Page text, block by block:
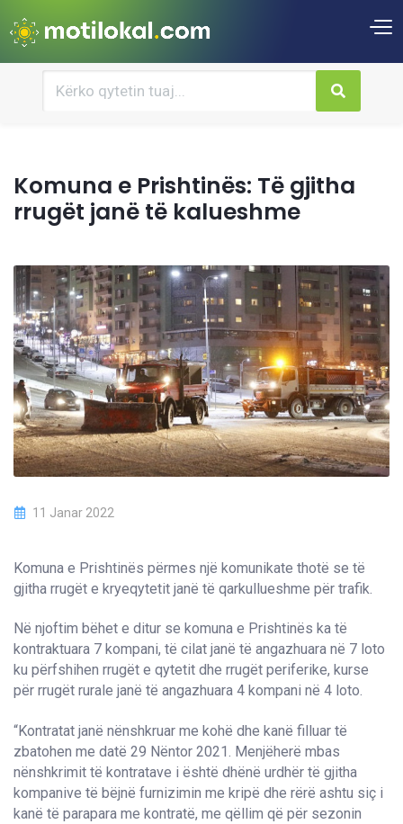
Komuna e Prishtinës: Të gjitha
rrugët janë të kalueshme
11 Janar 2022
Komuna e Prishtinës përmes një komunikate thotë se të
gjitha rrugët e kryeqytetit janë të qarkullueshme për trafik.
Në njoftim bëhet e ditur se komuna e Prishtinës ka të
kontraktuara 7 kompani, të cilat janë të angazhuara në 7 loto
ku përfshihen rrugët e qytetit dhe rrugët periferike, kurse
për rrugët rurale janë të angazhuara 4 kompani në 4 loto.
“Kontratat janë nënshkruar me kohë dhe kanë filluar të
zbatohen me datë 29 Nëntor 2021. Menjëherë mbas
nënshkrimit të kontratave i është dhënë urdhër të gjitha
kompanive të bëjnë furnizimin me kripë dhe rërë ashtu siç i
kanë të parapara me kontratë, me qëllim që për sezonin